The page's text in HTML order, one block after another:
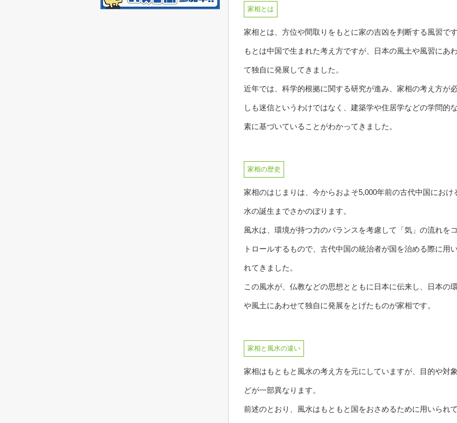
家相とは
家相とは、方位や間取りをもとに家の吉凶を判断する風習です
もとは中国で生まれた考え方ですが、日本の風土や風習にあ
て独自に発展してきました。
近年では、科学的根拠に関する研究が進み、家相の考え方が
しも迷信というわけではなく、建築学や住居学などの学問的
素に基づいていることがわかってきました。
家相の歴史
家相のはじまりは、今からおよそ5,000年前の古代中国におけ
水の誕生までさかのぼります。
風水は、環境が持つ力のバランスを考慮して「気」の流れを
トロールするもので、古代中国の統治者が国を治める際に用
れてきました。
この風水が、仏教などの思想とともに日本に伝来し、日本の
や風土にあわせて独自に発展をとげたものが家相です。
家相と風水の違い
家相はもともと風水の考え方を元にしていますが、目的や対
どが一部異なります。
前述のとおり、風水はもともと国をおさめるために用いられ